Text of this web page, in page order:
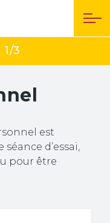
3
est
d’essai,
pour être